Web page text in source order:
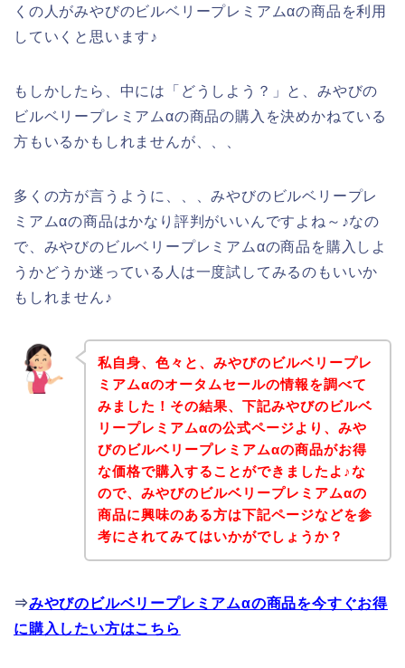
くの人がみやびのビルベリープレミアムαの商品を利用
していくと思います♪
もしかしたら、中には「どうしよう？」と、みやびの
ビルベリープレミアムαの商品の購入を決めかねている
方もいるかもしれませんが、、、
多くの方が言うように、、、みやびのビルベリープレ
ミアムαの商品はかなり評判がいいんですよね～♪なの
で、みやびのビルベリープレミアムαの商品を購入しよ
うかどうか迷っている人は一度試してみるのもいいか
もしれません♪
私自身、色々と、みやびのビルベリープレ
ミアムαのオータムセールの情報を調べて
みました！その結果、下記みやびのビルベ
リープレミアムαの公式ページより、みや
びのビルベリープレミアムαの商品がお得
な価格で購入することができましたよ♪な
ので、みやびのビルベリープレミアムαの
商品に興味のある方は下記ページなどを参
考にされてみてはいかがでしょうか？
⇒みやびのビルベリープレミアムαの商品を今すぐお得
に購入したい方はこちら